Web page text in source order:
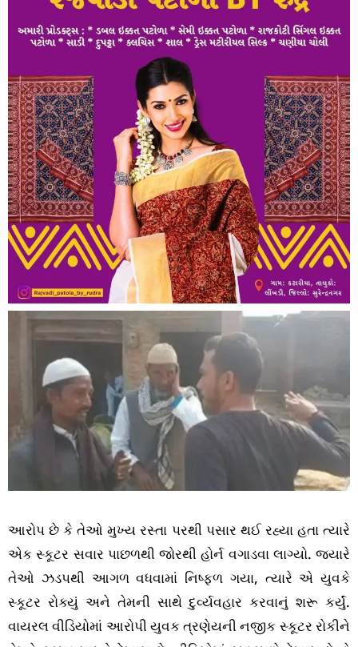
આરોપ છે કે તેઓ મુખ્ય રસ્તા પરથી પસાર થઈ રહ્યા હતા ત્યારે
એક સ્કૂટર સવાર પાછળથી જોરથી હોર્ન વગાડવા લાગ્યો. જ્યારે
તેઓ ઝડપથી આગળ વધવામાં નિષ્ફળ ગયા, ત્યારે એ યુવકે
સ્કૂટર રોક્યું અને તેમની સાથે દુર્વ્યવહાર કરવાનું શરૂ કર્યું.
વાયરલ વીડિયોમાં આરોપી યુવક ત્રણેયની નજીક સ્કૂટર રોકીને